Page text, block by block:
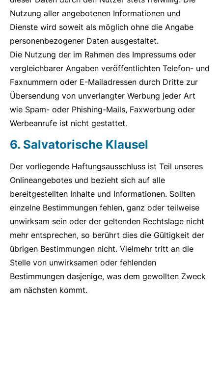
Nutzung aller angebotenen Informationen und
Dienste wird soweit als möglich ohne die Angabe
personenbezogener Daten ausgestaltet.
Die Nutzung der im Rahmen des Impressums oder
vergleichbarer Angaben veröffentlichten Telefon- und
Faxnummern oder E-Mailadressen durch Dritte zur
Übersendung von unverlangter Werbung jeder Art
wie Spam- oder Phishing-Mails, Faxwerbung oder
Werbeanrufe ist nicht gestattet.
6. Salvatorische Klausel
Der vorliegende Haftungsausschluss ist Teil unseres
Onlineangebotes und bezieht sich auf alle
bereitgestellten Inhalte und Informationen. Sollten
einzelne Bestimmungen fehlen, ganz oder teilweise
unwirksam sein oder der geltenden Rechtslage nicht
mehr entsprechen, so berührt dies die Gültigkeit der
übrigen Bestimmungen nicht. Vielmehr tritt an die
Stelle von unwirksamen oder fehlenden
Bestimmungen dasjenige, was dem gewollten Zweck
am nächsten kommt.